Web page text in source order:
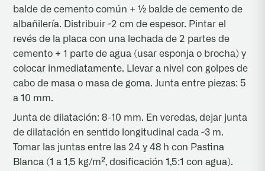
balde de cemento común + ½ balde de cemento de
albañilería. Distribuir ~2 cm de espesor. Pintar el
revés de la placa con una lechada de 2 partes de
cemento + 1 parte de agua (usar esponja o brocha) y
colocar inmediatamente. Llevar a nivel con golpes de
cabo de masa o masa de goma. Junta entre piezas: 5
a 10 mm.
Junta de dilatación: 8-10 mm. En veredas, dejar junta
de dilatación en sentido longitudinal cada ~3 m.
Tomar las juntas entre las 24 y 48 h con Pastina
Blanca (1 a 1,5 kg/m², dosificación 1,5:1 con agua).